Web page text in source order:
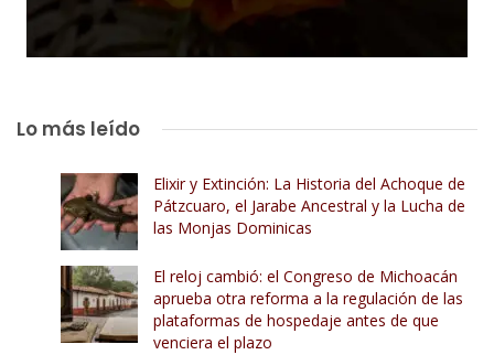
Lo más leído
Elixir y Extinción: La Historia del Achoque de
Pátzcuaro, el Jarabe Ancestral y la Lucha de
las Monjas Dominicas
El reloj cambió: el Congreso de Michoacán
aprueba otra reforma a la regulación de las
plataformas de hospedaje antes de que
venciera el plazo